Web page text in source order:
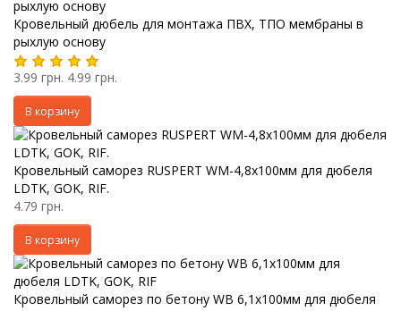
Кровельный дюбель для монтажа ПВХ, ТПО мембраны в
рыхлую основу
3.99 грн. 4.99 грн.
В корзину
Кровельный саморез RUSPERT WM-4,8х100мм для дюбеля
LDTK, GOK, RIF.
4.79 грн.
В корзину
Кровельный саморез по бетону WB 6,1х100мм для дюбеля